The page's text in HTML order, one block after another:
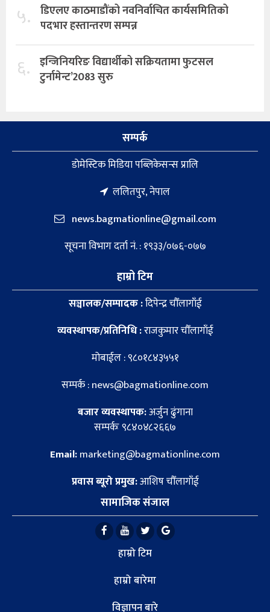
५. डिएलए काठमाडौंको नवनिर्वाचित कार्यसमितिको
पदभार हस्तान्तरण सम्पन्न
६. इन्जिनियरिङ विद्यार्थीको सक्रियतामा फुटसल
टुर्नामेन्ट’2083 सुरु
सम्पर्क
डाेमेस्टिक मिडिया पब्लिकेसन्स प्रालि
ललितपुर, नेपाल
news.bagmationline@gmail.com
सूचना विभाग दर्ता नं. : १९३३/०७६-०७७
हाम्रो टिम
सञ्चालक/सम्पादक :दिपेन्द्र चौँलागाँई
व्यवस्थापक/प्रतिनिधि :राजकुमार चौँलागाँई
मोबाईल : ९८०१८४३५५१
सम्पर्क : news@bagmationline.com
बजार व्यवस्थापक:अर्जुन ढुंगाना
सम्पर्कः ९८४०४८२६६७
Email:marketing@bagmationline.com
प्रवास ब्यूरो प्रमुख:आशिष चौँलागाँई
सामाजिक संजाल
हाम्रो टिम
हाम्रो बारेमा
विज्ञापन बारे